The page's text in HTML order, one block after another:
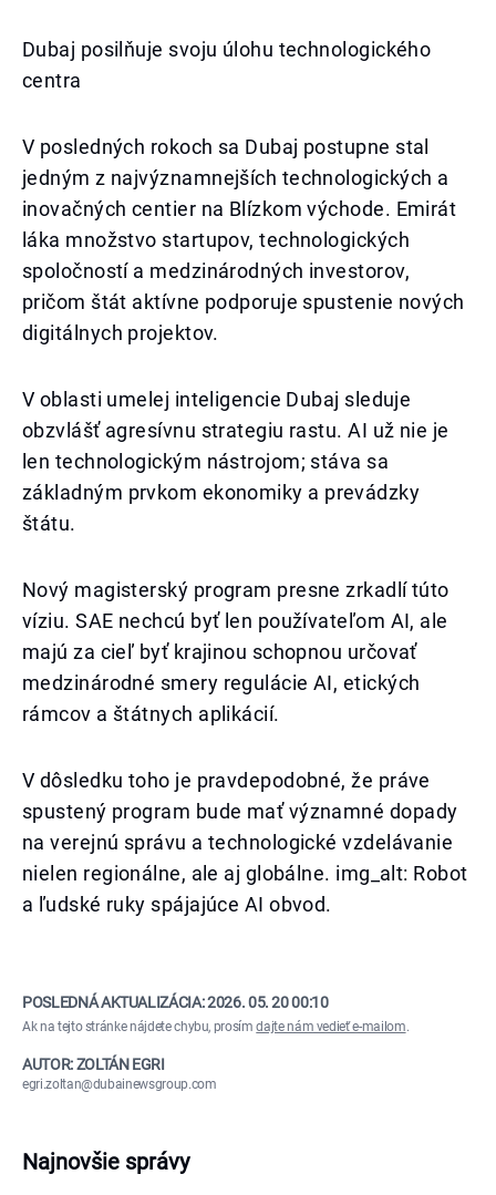
Dubaj posilňuje svoju úlohu technologického
centra
V posledných rokoch sa Dubaj postupne stal
jedným z najvýznamnejších technologických a
inovačných centier na Blízkom východe. Emirát
láka množstvo startupov, technologických
spoločností a medzinárodných investorov,
pričom štát aktívne podporuje spustenie nových
digitálnych projektov.
V oblasti umelej inteligencie Dubaj sleduje
obzvlášť agresívnu strategiu rastu. AI už nie je
len technologickým nástrojom; stáva sa
základným prvkom ekonomiky a prevádzky
štátu.
Nový magisterský program presne zrkadlí túto
víziu. SAE nechcú byť len používateľom AI, ale
majú za cieľ byť krajinou schopnou určovať
medzinárodné smery regulácie AI, etických
rámcov a štátnych aplikácií.
V dôsledku toho je pravdepodobné, že práve
spustený program bude mať významné dopady
na verejnú správu a technologické vzdelávanie
nielen regionálne, ale aj globálne. img_alt: Robot
a ľudské ruky spájajúce AI obvod.
POSLEDNÁ AKTUALIZÁCIA:2026. 05. 20 00:10
Ak na tejto stránke nájdete chybu, prosímdajte nám vedieť e-mailom.
AUTOR: ZOLTÁN EGRI
egri.zoltan@dubainewsgroup.com
Najnovšie správy